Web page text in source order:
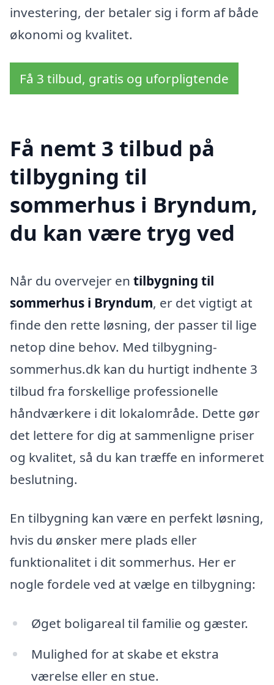
investering, der betaler sig i form af både
økonomi og kvalitet.
Få 3 tilbud, gratis og uforpligtende
Få nemt 3 tilbud på
tilbygning til
sommerhus i Bryndum,
du kan være tryg ved
Når du overvejer en tilbygning til
sommerhus i Bryndum, er det vigtigt at
finde den rette løsning, der passer til lige
netop dine behov. Med tilbygning-
sommerhus.dk kan du hurtigt indhente 3
tilbud fra forskellige professionelle
håndværkere i dit lokalområde. Dette gør
det lettere for dig at sammenligne priser
og kvalitet, så du kan træffe en informeret
beslutning.
En tilbygning kan være en perfekt løsning,
hvis du ønsker mere plads eller
funktionalitet i dit sommerhus. Her er
nogle fordele ved at vælge en tilbygning:
Øget boligareal til familie og gæster.
Mulighed for at skabe et ekstra
værelse eller en stue.